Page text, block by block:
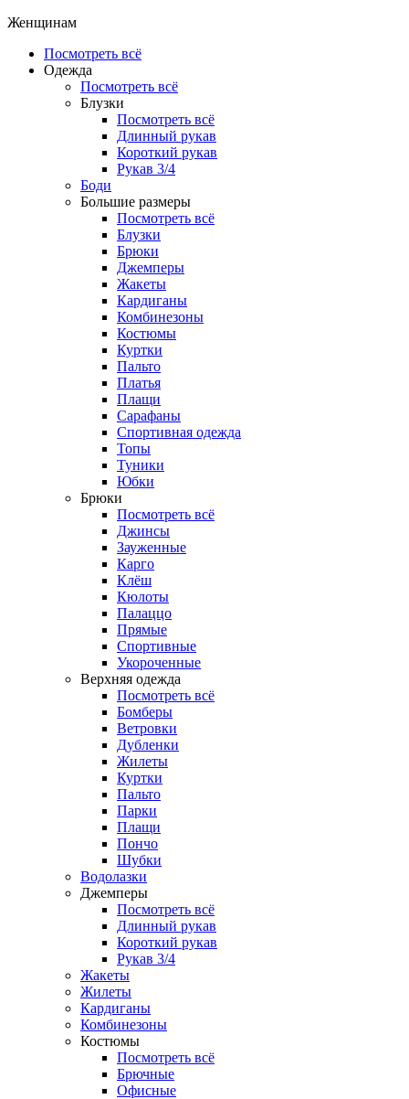
Женщинам
Посмотреть всё
Одежда
Посмотреть всё
Блузки
Посмотреть всё
Длинный рукав
Короткий рукав
Рукав 3/4
Боди
Большие размеры
Посмотреть всё
Блузки
Брюки
Джемперы
Жакеты
Кардиганы
Комбинезоны
Костюмы
Куртки
Пальто
Платья
Плащи
Сарафаны
Спортивная одежда
Топы
Туники
Юбки
Брюки
Посмотреть всё
Джинсы
Зауженные
Карго
Клёш
Кюлоты
Палаццо
Прямые
Спортивные
Укороченные
Верхняя одежда
Посмотреть всё
Бомберы
Ветровки
Дубленки
Жилеты
Куртки
Пальто
Парки
Плащи
Пончо
Шубки
Водолазки
Джемперы
Посмотреть всё
Длинный рукав
Короткий рукав
Рукав 3/4
Жакеты
Жилеты
Кардиганы
Комбинезоны
Костюмы
Посмотреть всё
Брючные
Офисные